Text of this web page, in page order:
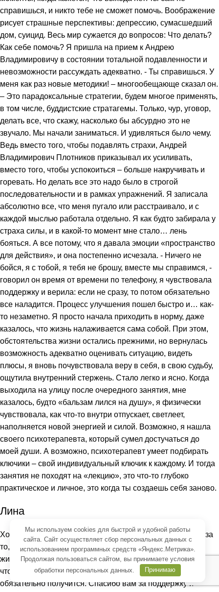
справишься, и никто тебе не сможет помочь. Воображение
рисует страшные перспективы: депрессию, сумасшедший
дом, суицид. Весь мир сужается до вопросов: Что делать?
Как себе помочь? Я пришла на прием к Андрею
Владимировичу в состоянии тотальной подавленности и
невозможности рассуждать адекватно. - Ты справишься. У
меня как раз новые методики! – многообещающе сказал он.
– Это парадоксальные стратегии, будем многое применять,
в том числе, буддистские стратагемы. Только, чур, уговор,
делать все, что скажу, насколько бы абсурдно это не
звучало. Мы начали заниматься. И удивляться было чему.
Ведь вместо того, чтобы подавлять страхи, Андрей
Владимирович Плотников приказывал их усиливать,
вместо того, чтобы успокоиться – больше накручивать и
горевать. Но делать все это надо было в строгой
последовательности и в рамках упражнений. Я записала
абсолютно все, что меня пугало или расстраивало, и с
каждой мыслью работала отдельно. Я как будто забирала у
страха силы, и в какой-то момент мне стало… лень
бояться. А все потому, что я давала эмоции «пространство
для действия», и она постепенно исчезала. - Ничего не
бойся, я с тобой, я тебя не брошу, вместе мы справимся, -
говорил он время от времени по телефону, я чувствовала
поддержку и верила: если не сразу, то потом обязательно
все наладится. Процесс улучшения пошел быстро и… как-
то незаметно. Я просто начала приходить в норму, даже
казалось, что жизнь налаживается сама собой. При этом,
обстоятельства жизни остались прежними, но вернулась
возможность адекватно оценивать ситуацию, видеть
плюсы, я вновь почувствовала веру в себя, в свою судьбу,
ощутила внутренний стержень. Стало легко и ясно. Когда
выходила на улицу после очередного занятия, мне
казалось, будто «бальзам лился на душу», я физически
чувствовала, как что-то внутри отпускает, светлеет,
наполняется новой энергией и силой. Возможно, я нашла
своего психотерапевта, который сумел достучаться до
моей души. А возможно, психотерапевт умеет подбирать
ключики – свой индивидуальный ключик к каждому. И тогда
занятия не походят на «лекцию», это что-то глубоко
практическое и личное, это когда ты создаешь себя заново.
Лина
Хочу сказать большое спасибо Андрею Владимировичу за
то, что с его помощью у меня вновь появилось желание
жить и радоваться жизни, я смогла поверить в себя и в то,
что если ты по-настоящему чего-то хочешь, у тебя
обязательно получится. Спасибо вам за поддержку и
Мы используем cookies для быстрой и удобной работы
сайта. Сайт осуществляет сбор персональных данных с
использованием программных средств «Яндекс.Метрика».
Продолжая пользоваться сайтом, вы принимаете условия
обработки персональных данных
Принимаю